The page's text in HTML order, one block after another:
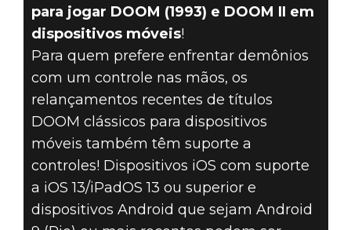
SEM FIO EM
DISPOSITIVOS
MÓVEIS!
para jogar DOOM (1993) e DOOM II em
dispositivos móveis!
Para quem prefere enfrentar demônios
com um controle nas mãos, os
relançamentos recentes de títulos
DOOM clássicos para dispositivos
móveis também têm suporte a
controles! Dispositivos iOS com suporte
a iOS 13/iPadOS 13 ou superior e
dispositivos Android que sejam Android